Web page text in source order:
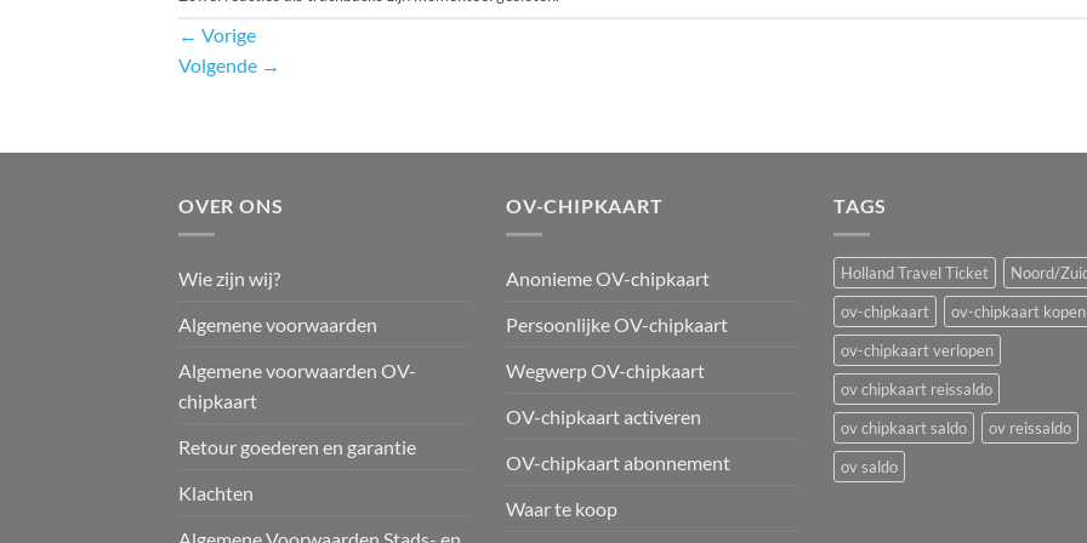
← Vorige
Volgende →
OVER ONS
Wie zijn wij?
Algemene voorwaarden
Algemene voorwaarden OV-
chipkaart
Retour goederen en garantie
Klachten
OV-CHIPKAART
Anonieme OV-chipkaart
Persoonlijke OV-chipkaart
Wegwerp OV-chipkaart
OV-chipkaart activeren
OV-chipkaart abonnement
Waar te koop
TAGS
Holland Travel Ticket
Noord/
ov-chipkaart
ov-chipkaart kopen
ov-chipkaart verlopen
ov chipkaart reissaldo
ov chipkaart saldo
ov reissaldo
ov saldo